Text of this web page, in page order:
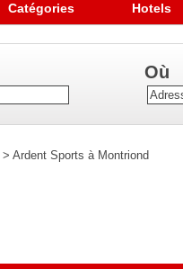
Catégories Hotels
Où
> Ardent Sports à Montriond